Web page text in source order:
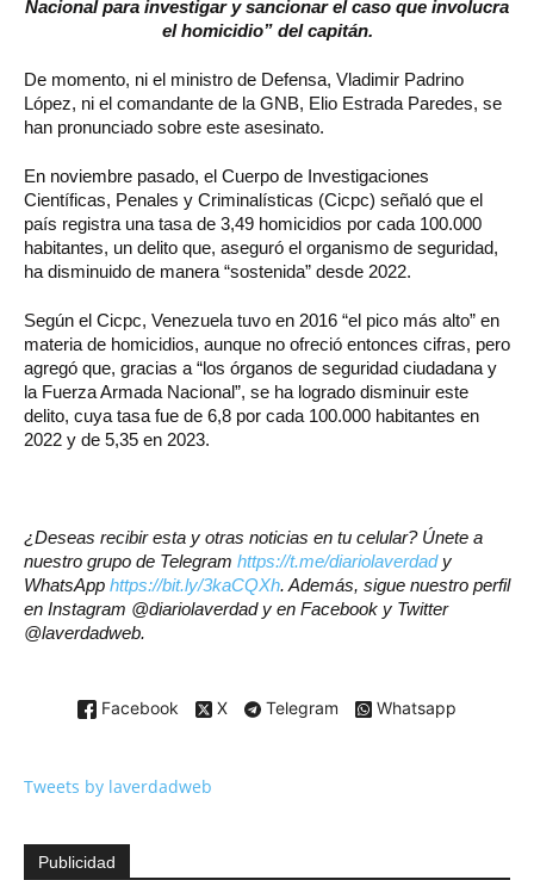
Nacional para investigar y sancionar el caso que involucra
el homicidio” del capitán.
De momento, ni el ministro de Defensa, Vladimir Padrino
López, ni el comandante de la GNB, Elio Estrada Paredes, se
han pronunciado sobre este asesinato.
En noviembre pasado, el Cuerpo de Investigaciones
Científicas, Penales y Criminalísticas (Cicpc) señaló que el
país registra una tasa de 3,49 homicidios por cada 100.000
habitantes, un delito que, aseguró el organismo de seguridad,
ha disminuido de manera “sostenida” desde 2022.
Según el Cicpc, Venezuela tuvo en 2016 “el pico más alto” en
materia de homicidios, aunque no ofreció entonces cifras, pero
agregó que, gracias a “los órganos de seguridad ciudadana y
la Fuerza Armada Nacional”, se ha logrado disminuir este
delito, cuya tasa fue de 6,8 por cada 100.000 habitantes en
2022 y de 5,35 en 2023.
¿Deseas recibir esta y otras noticias en tu celular? Únete a
nuestro grupo de Telegram https://t.me/diariolaverdady
WhatsApp https://bit.ly/3kaCQXh. Además, sigue nuestro perfil
en Instagram @diariolaverdad y en Facebook y Twitter
@laverdadweb.
Facebook X Telegram Whatsapp
Tweets by laverdadweb
Publicidad